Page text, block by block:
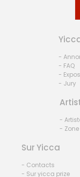
-
- FAQ
-
- Jury
-
-
Sur Yicca
- Contacts
- Sur yicca prize